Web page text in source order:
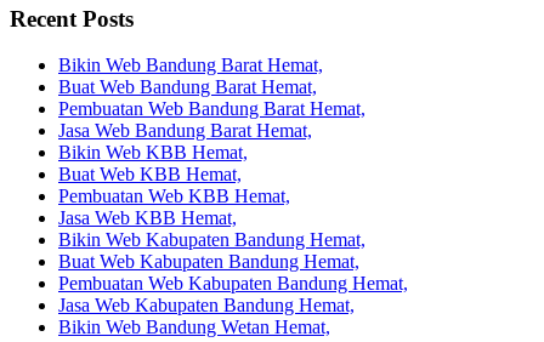
Recent Posts
Bikin Web Bandung Barat Hemat,
Buat Web Bandung Barat Hemat,
Pembuatan Web Bandung Barat Hemat,
Jasa Web Bandung Barat Hemat,
Bikin Web KBB Hemat,
Buat Web KBB Hemat,
Pembuatan Web KBB Hemat,
Jasa Web KBB Hemat,
Bikin Web Kabupaten Bandung Hemat,
Buat Web Kabupaten Bandung Hemat,
Pembuatan Web Kabupaten Bandung Hemat,
Jasa Web Kabupaten Bandung Hemat,
Bikin Web Bandung Wetan Hemat,